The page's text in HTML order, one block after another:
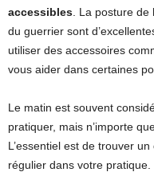
accessibles . La posture
du guerrier sont
utiliser des accessoires
vous aider dans certaines
Le matin est souvent
pratiquer, mais n’importe
L’essentiel est de trouver
régulier dans votre pratique.